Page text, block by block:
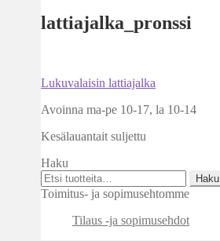
lattiajalka_pronssi
Artikkelien
selaus
Edellinen
Lukuvalaisin lattiajalka
Avoinna ma-pe 10-17, la 10-14
Kesälauantait suljettu
Haku
Etsi:
Haku
Toimitus- ja sopimusehtomme
Tilaus -ja sopimusehdot